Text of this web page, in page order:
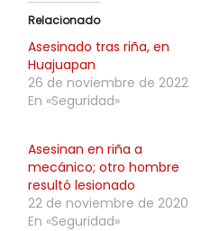
Relacionado
Asesinado tras riña, en
Huajuapan
26 de noviembre de 2022
En «Seguridad»
Asesinan en riña a
mecánico; otro hombre
resultó lesionado
22 de noviembre de 2020
En «Seguridad»